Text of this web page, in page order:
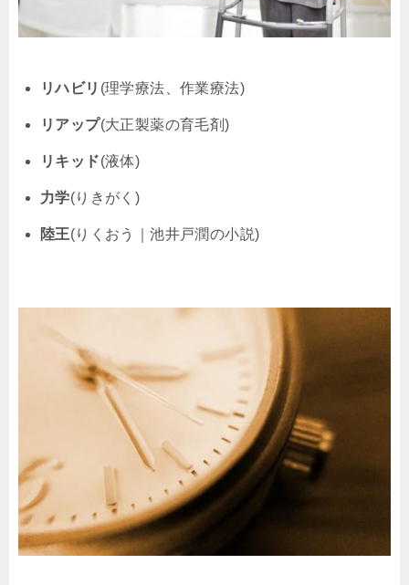
リハビリ (理学療法、作業療法)
リアップ(大正製薬の育毛剤)
リキッド(液体)
力学(りきがく)
陸王(りくおう｜池井戸潤の小説)